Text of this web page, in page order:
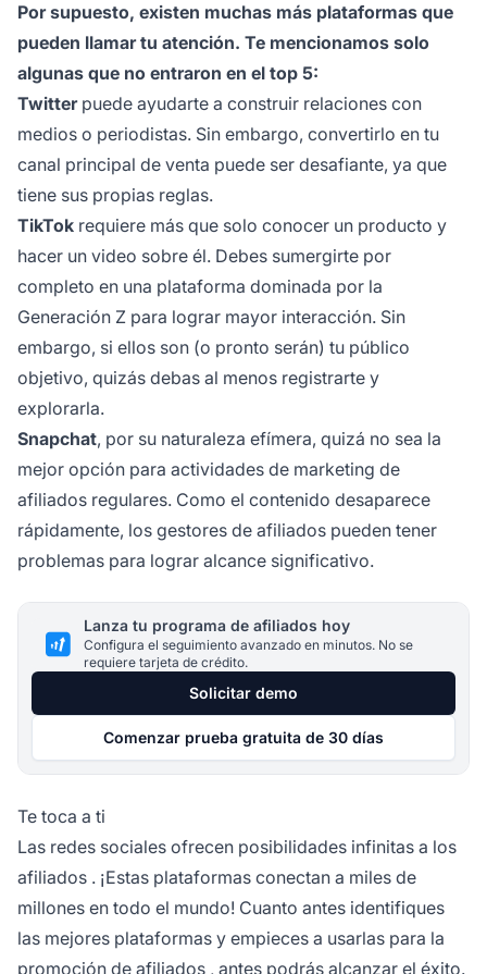
Por supuesto, existen muchas más plataformas que
pueden llamar tu atención. Te mencionamos solo
algunas que no entraron en el top 5:
Twitterpuede ayudarte a construir relaciones con
medios o periodistas. Sin embargo, convertirlo en tu
canal principal de venta puede ser desafiante, ya que
tiene sus propias reglas.
TikTok requiere más que solo conocer un producto y
hacer un video sobre él. Debes sumergirte por
completo en una plataforma dominada por la
Generación Z para lograr mayor interacción. Sin
embargo, si ellos son (o pronto serán) tu público
objetivo, quizás debas al menos registrarte y
explorarla.
Snapchat, por su naturaleza efímera, quizá no sea la
mejor opción para actividades de marketing de
afiliados regulares. Como el contenido desaparece
rápidamente, los gestores de afiliados pueden tener
problemas para lograr alcance significativo.
Lanza tu programa de afiliados hoy
Configura el seguimiento avanzado en minutos. No se
requiere tarjeta de crédito.
Solicitar demo
Comenzar prueba gratuita de 30 días
Te toca a ti
Las redes sociales ofrecen posibilidades infinitas a los
afiliados . ¡Estas plataformas conectan a miles de
millones en todo el mundo! Cuanto antes identifiques
las mejores plataformas y empieces a usarlas para la
promoción de afiliados , antes podrás alcanzar el éxito.